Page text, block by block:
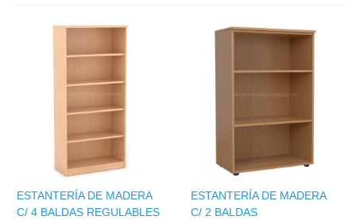
ESTANTERÍA DE MADERA
C/ 4 BALDAS REGULABLES
ESTANTERÍA DE MADERA
C/ 2 BALDAS